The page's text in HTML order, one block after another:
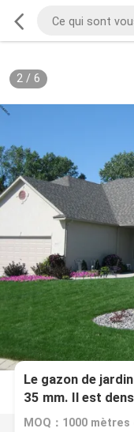
2/ 6
Le gazon de
35 mm. Il est